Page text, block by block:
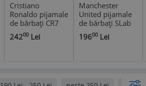
Cristiano
Ronaldo pijamale
de bărbați CR7
Short trio - L
24200 Lei
Manchester
United pijamale
de bărbați SLab
grey - XL
19600 Lei